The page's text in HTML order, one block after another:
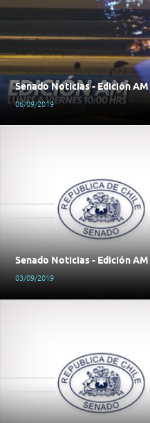
Senado Noticias - Edición AM
06/09/2019
Senado Noticias - Edición AM
03/09/2019